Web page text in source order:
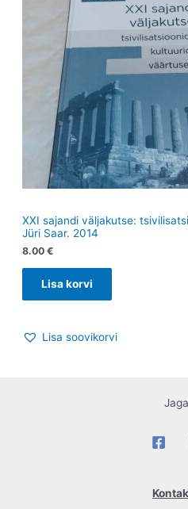
XXI sajandi väljakutse:
Jüri Saar. 2014
8.00 €
Lisa korvi
Lisa soovikorvi